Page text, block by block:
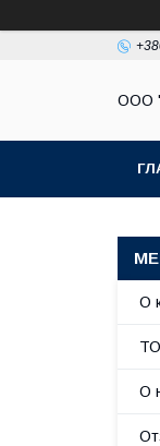
ООО
О
О